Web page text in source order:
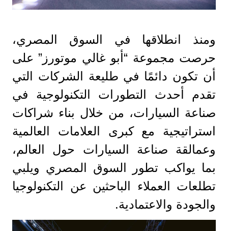
ومنذ انطلاقها في السوق المصري،
حرصت مجموعة “أبو غالي موتورز” على
أن تكون دائمًا في طليعة الشركات التي
تقدم أحدث التطورات التكنولوجية في
صناعة السيارات، من خلال بناء شراكات
استراتيجية مع كبرى العلامات العالمية
وعمالقة صناعة السيارات حول العالم،
بما يواكب تطور السوق المصري ويلبي
تطلعات العملاء الباحثين عن التكنولوجيا
والجودة والاعتمادية.